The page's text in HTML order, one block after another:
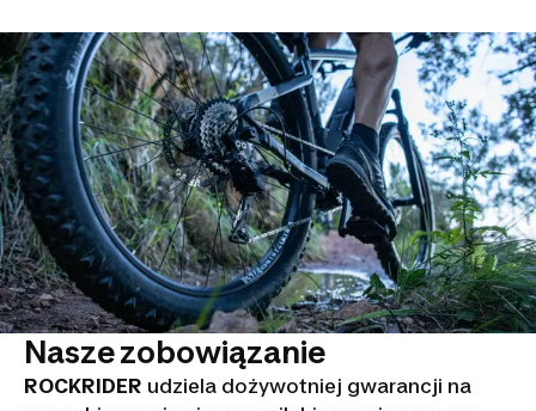
Nasze zobowiązanie
ROCKRIDER udziela dożywotniej gwarancji na